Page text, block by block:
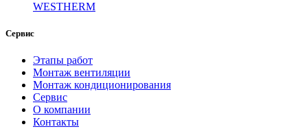
WESTHERM
Сервис
Этапы работ
Монтаж вентиляции
Монтаж кондиционирования
Сервис
О компании
Контакты